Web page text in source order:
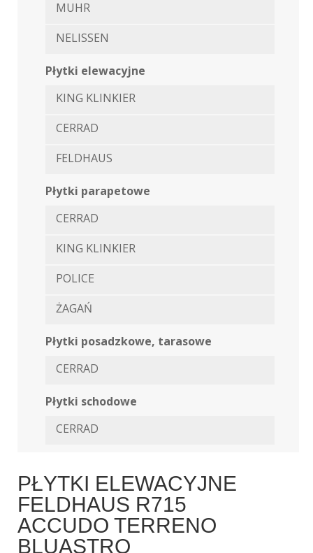
MUHR
NELISSEN
Płytki elewacyjne
KING KLINKIER
CERRAD
FELDHAUS
Płytki parapetowe
CERRAD
KING KLINKIER
POLICE
ŻAGAŃ
Płytki posadzkowe, tarasowe
CERRAD
Płytki schodowe
CERRAD
PŁYTKI ELEWACYJNE
FELDHAUS R715
ACCUDO TERRENO
BLUASTRO